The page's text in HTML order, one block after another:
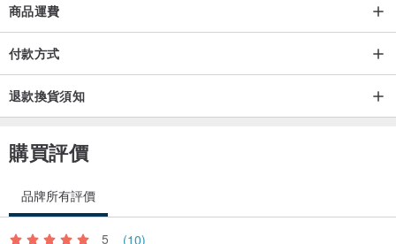
商品運費
付款方式
退款換貨須知
購買評價
品牌所有評價
5 (10)